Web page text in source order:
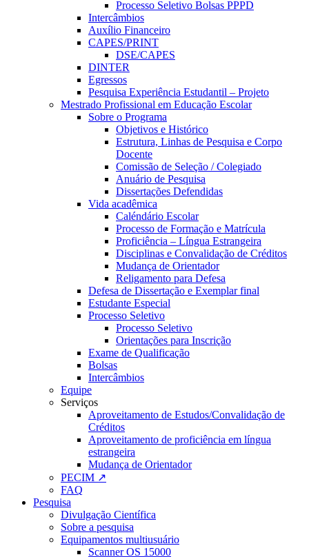
Processo Seletivo Bolsas PPPD
Intercâmbios
Auxílio Financeiro
CAPES/PRINT
DSE/CAPES
DINTER
Egressos
Pesquisa Experiência Estudantil – Projeto
Mestrado Profissional em Educação Escolar
Sobre o Programa
Objetivos e Histórico
Estrutura, Linhas de Pesquisa e Corpo
Docente
Comissão de Seleção / Colegiado
Anuário de Pesquisa
Dissertações Defendidas
Vida acadêmica
Caléndário Escolar
Processo de Formação e Matrícula
Proficiência – Língua Estrangeira
Disciplinas e Convalidação de Créditos
Mudança de Orientador
Religamento para Defesa
Defesa de Dissertação e Exemplar final
Estudante Especial
Processo Seletivo
Processo Seletivo
Orientações para Inscrição
Exame de Qualificação
Bolsas
Intercâmbios
Equipe
Serviços
Aproveitamento de Estudos/Convalidação de
Créditos
Aproveitamento de proficiência em língua
estrangeira
Mudança de Orientador
PECIM ↗
FAQ
Pesquisa
Divulgação Científica
Sobre a pesquisa
Equipamentos multiusuário
Scanner OS 15000